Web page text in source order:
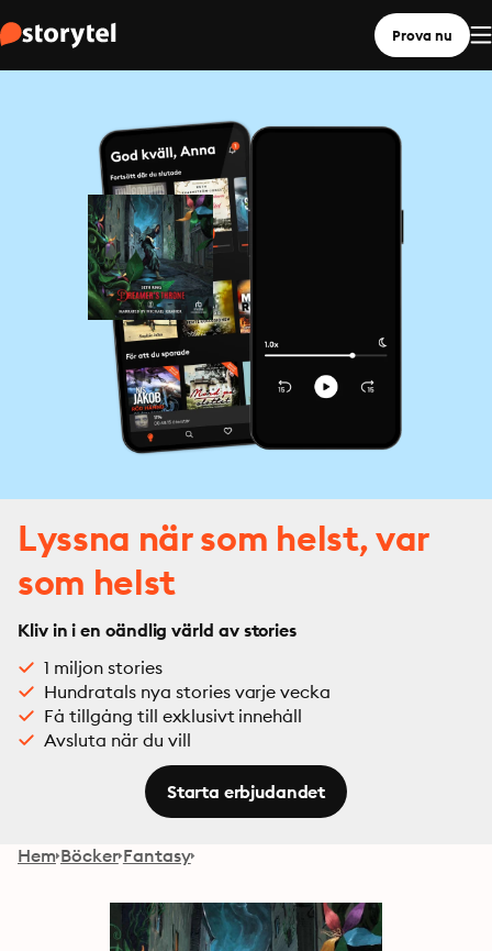
Prova nu
Lyssna när som helst, var
som helst
Kliv in i en oändlig värld av stories
1 miljon stories
Hundratals nya stories varje vecka
Få tillgång till exklusivt innehåll
Avsluta när du vill
Starta erbjudandet
Hem Böcker Fantasy